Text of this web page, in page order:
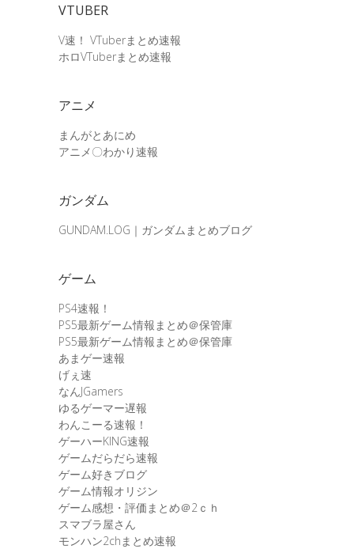
VTUBER
V速！ VTuberまとめ速報
ホロVTuberまとめ速報
アニメ
まんがとあにめ
アニメ〇わかり速報
ガンダム
GUNDAM.LOG｜ガンダムまとめブログ
ゲーム
PS4速報！
PS5最新ゲーム情報まとめ＠保管庫
PS5最新ゲーム情報まとめ＠保管庫
あまゲー速報
げぇ速
なんJGamers
ゆるゲーマー遅報
わんこーる速報！
ゲーハーKING速報
ゲームだらだら速報
ゲーム好きブログ
ゲーム情報オリジン
ゲーム感想・評価まとめ＠2ｃｈ
スマブラ屋さん
モンハン2chまとめ速報